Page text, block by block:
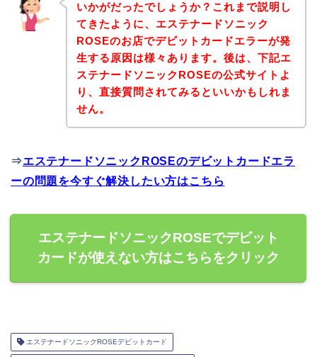
いかがだったでしょうか？これまで説明し
てきたように、エステナードソニック
ROSEのお店でデビットカードエラーが発
生する原因は様々あります。後は、下記エ
ステナードソニックROSEの公式サイトよ
り、直接質問されてみるといいかもしれま
せん。
⇒エステナードソニックROSEのデビットカードエラ
ーの問題を今すぐ解決したい方はこちら
エステナードソニックROSEでデビット
カードが使えない方はこちらをクリック
エステナードソニックROSEデビットカード